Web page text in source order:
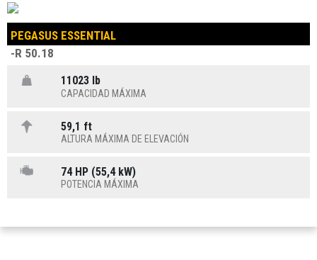
PEGASUS ESSENTIAL
-R 50.18
11023 lb
CAPACIDAD MÁXIMA
59,1 ft
ALTURA MÁXIMA DE ELEVACIÓN
74 HP (55,4 kW)
POTENCIA MÁXIMA